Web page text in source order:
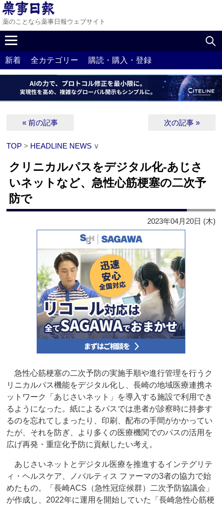
薬のことなら薬事日報ウェブサイト
新着 全カテゴリー 購読・購入・登録
« 前の記事 次の記事 »
TOP > HEADLINE NEWS ∨
クリニカルパスをデジタル化‐あじさ
いネットなど、急性心筋梗塞の二次予
防で
2023年04月20日 (木)
急性心筋梗塞の二次予防の実施手順や進行管理を行うク
リニカルパス機能をデジタル化し、長崎の地域医療連携ネ
ットワーク「あじさいネット」を導入する施設で利用でき
るようになった。紙によるパスでは患者が診察時に持参す
るのを忘れてしまったり、印刷、配布の手間がかかってい
たが、それを防ぎ、より多くの医療機関でのパスの活用を
広げ再発・重症化予防に貢献したい考え。
あじさいネットとデジタル医療を推進するインテグリテ
ィ・ヘルスケア、ノバルティス ファーマの3者の協力で始
めたもの。「長崎ACS（急性冠症候群）二次予防協議会」
が作成し、2022年に運用を開始していた「長崎急性心筋梗